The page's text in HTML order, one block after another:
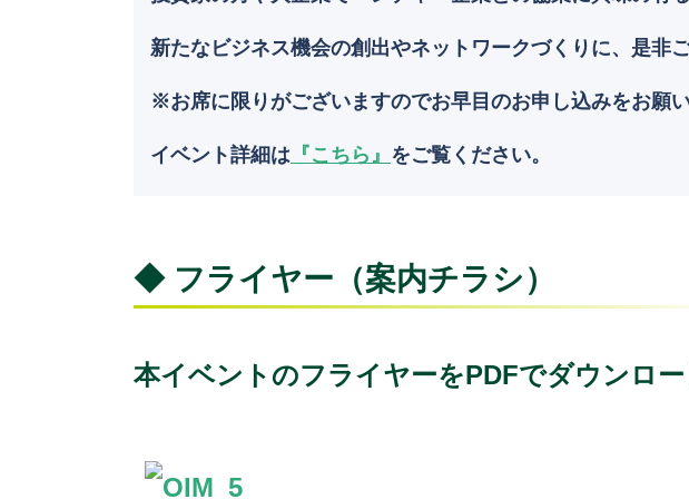
新たなビジネス機会の創出やネットワークづくりに、是非
※お席に限りがございますのでお早目のお申し込みをお願い
イベント詳細は 『こちら』 をご覧ください。
◆ フライヤー（案内チラシ）
本イベントのフライヤーをPDFでダウンロ